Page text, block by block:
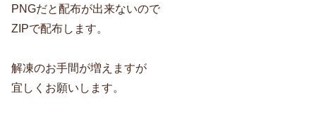
PNGだと配布が出来ないので
ZIPで配布します。
解凍のお手間が増えますが
宜しくお願いします。